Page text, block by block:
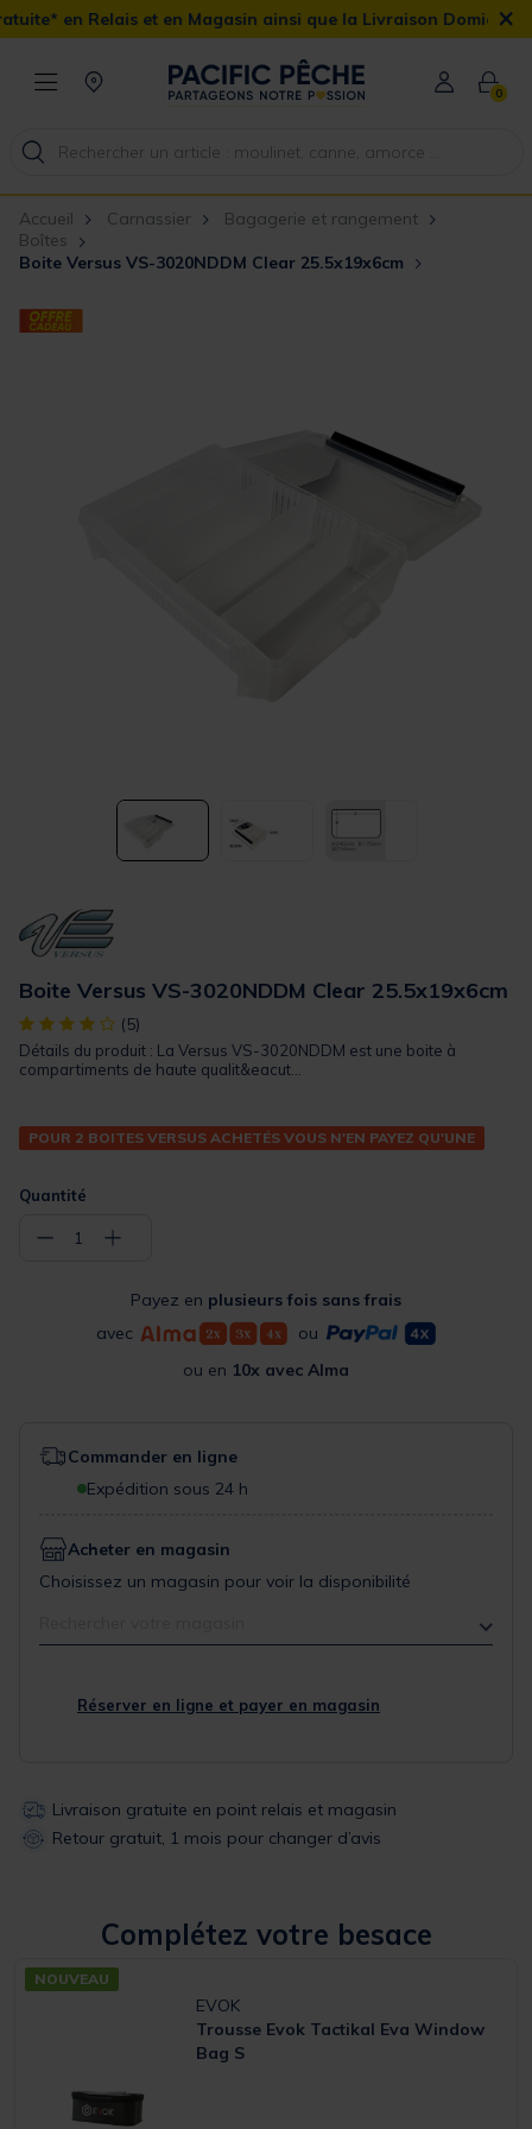
et en Magasin ainsi que la Livraison Domicile offerte dès 90€
×
0
Accueil Carnassier
Bagagerie et rangement
Boîtes
Boite Versus VS-3020NDDM Clear 25.5x19x6cm
Boite Versus VS-3020NDDM Clear 25.5x19x6cm
[object Object] out of 5 Customer Rating
(5)
Détails du produit : La Versus VS-3020NDDM est une boite à
compartiments de haute qualit&eacut...
POUR 2 BOITES VERSUS ACHETÉS VOUS N'EN PAYEZ QU'UNE
Quantité
− 1 +
Payez en plusieurs fois sans frais
avec
ou
ou en 10x avec Alma
Commander en ligne
Expédition sous 24 h
Acheter en magasin
Choisissez un magasin pour voir la disponibilité
Réserver en ligne et payer en magasin
Livraison gratuite en point relais et magasin
Retour gratuit, 1 mois pour changer d’avis
Complétez votre besace
NOUVEAU
EVOK
Trousse Evok Tactikal Eva Window
Bag S